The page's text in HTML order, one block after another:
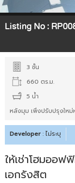
Listing No :
3 ชั้น
660 ตร.ม.
5 น้ำ
หลังมุม เพิ่งปรับปรุงให
Developer : ไม่ระบุ
ให้เช่าโฮมออ
เอกรังสิต